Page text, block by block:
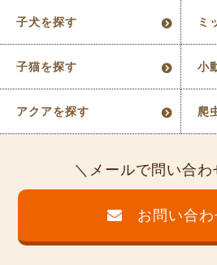
子犬を探す ミ
子猫を探す 小
アクアを探す 爬
メールで問い合わ
お問い合わ